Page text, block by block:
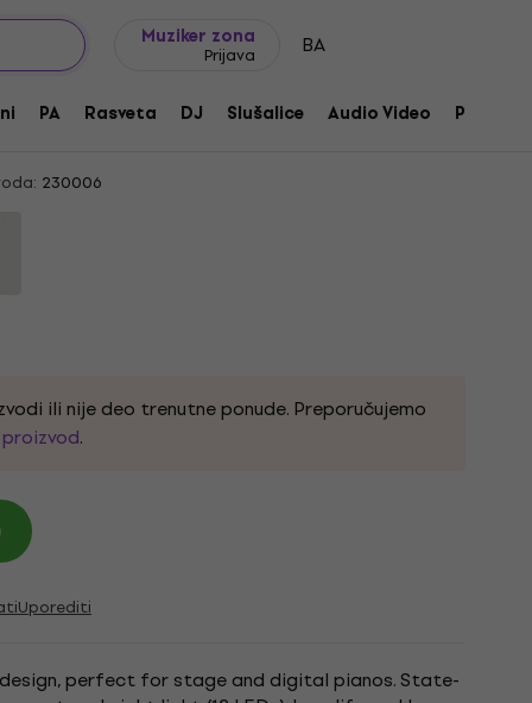
Muziker zona
Prijava BA
PA Rasveta DJ Slušalice Audio Video Pribor
230006
ili nije deo trenutne ponude. Preporučujemo
.
Uporediti
perfect for stage and digital pianos. State-